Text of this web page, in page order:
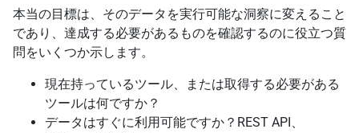
本当の目標は、そのデータを実行可能な洞察に変えること
であり、達成する必要があるものを確認するのに役立つ質
問をいくつか示します。
現在持っているツール、または取得する必要がある
ツールは何ですか？
データはすぐに利用可能ですか？REST API、